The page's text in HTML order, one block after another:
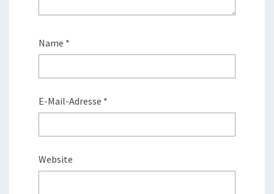
Name *
E-Mail-Adresse *
Website